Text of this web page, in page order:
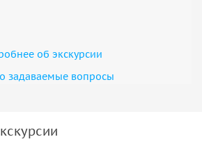
об экскурсии
задаваемые вопросы